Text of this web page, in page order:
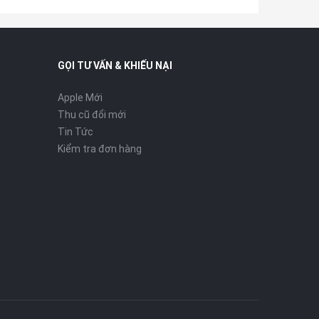
GỌI TƯ VẤN & KHIẾU NẠI
Apple Mới
Thu cũ đổi mới
Tin Tức
Kiểm tra đơn hàng